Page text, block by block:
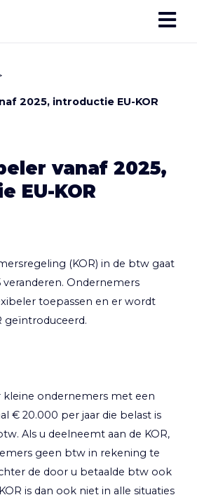
2025, introductie EU-KOR
vanaf 2025,
EU-KOR
(KOR) in de btw gaat
veranderen. Ondernemers
toepassen en er wordt
geïntroduceerd.
kleine ondernemers met een
€ 20.000 per jaar die belast is
Als u deelneemt aan de KOR,
geen btw in rekening te
de door u betaalde btw ook
is dan ook niet in alle situaties